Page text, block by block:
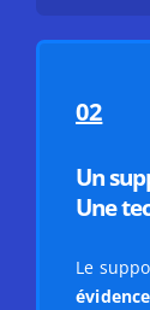
02
Un
Une
Le
évidence